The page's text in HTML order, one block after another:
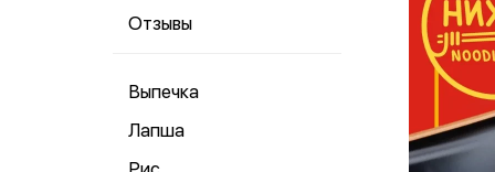
Отзывы
Выпечка
Лапша